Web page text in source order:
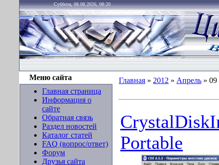
Суббота, 08.08.2026, 08:20
Меню сайта
Главная страница
Информация о
сайте
Обратная связь
Раздел новостей
Каталог статей
FAQ (вопрос/ответ)
Форум
Друзья сайта
Главная » 2012 » Апрель » 09
Portable